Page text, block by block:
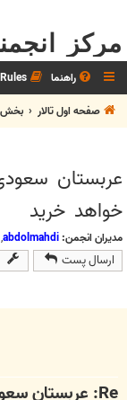
مرکز
راهنما Rules
صفحه اول تالار
بخش
خواهد خرید
مدیران انجمن: abdolmahdi
,
ارسال پست